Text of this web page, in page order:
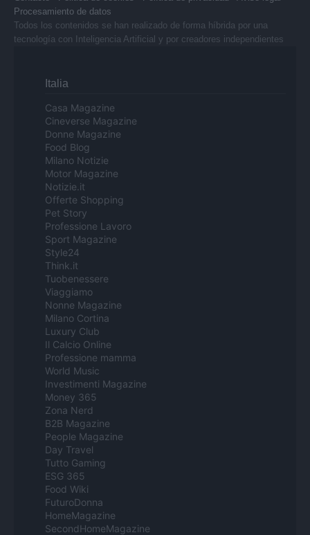
Procesamiento de datos
Todos los contenidos se han realizado de forma híbrida por una
tecnología con Inteligencia Artificial y por creadores independientes
Italia
Casa Magazine
Cineverse Magazine
Donne Magazine
Food Blog
Milano Notizie
Motor Magazine
Notizie.it
Offerte Shopping
Pet Story
Professione Lavoro
Sport Magazine
Style24
Think.it
Tuobenessere
Viaggiamo
Nonne Magazine
Milano Cortina
Luxury Club
Il Calcio Online
Professione mamma
World Music
Investimenti Magazine
Money 365
Zona Nerd
B2B Magazine
People Magazine
Day Travel
Tutto Gaming
ESG 365
Food Wiki
FuturoDonna
HomeMagazine
SecondHomeMagazine